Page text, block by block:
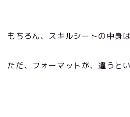
もちろん、スキルシートの中身は
ただ、フォーマットが、違うと